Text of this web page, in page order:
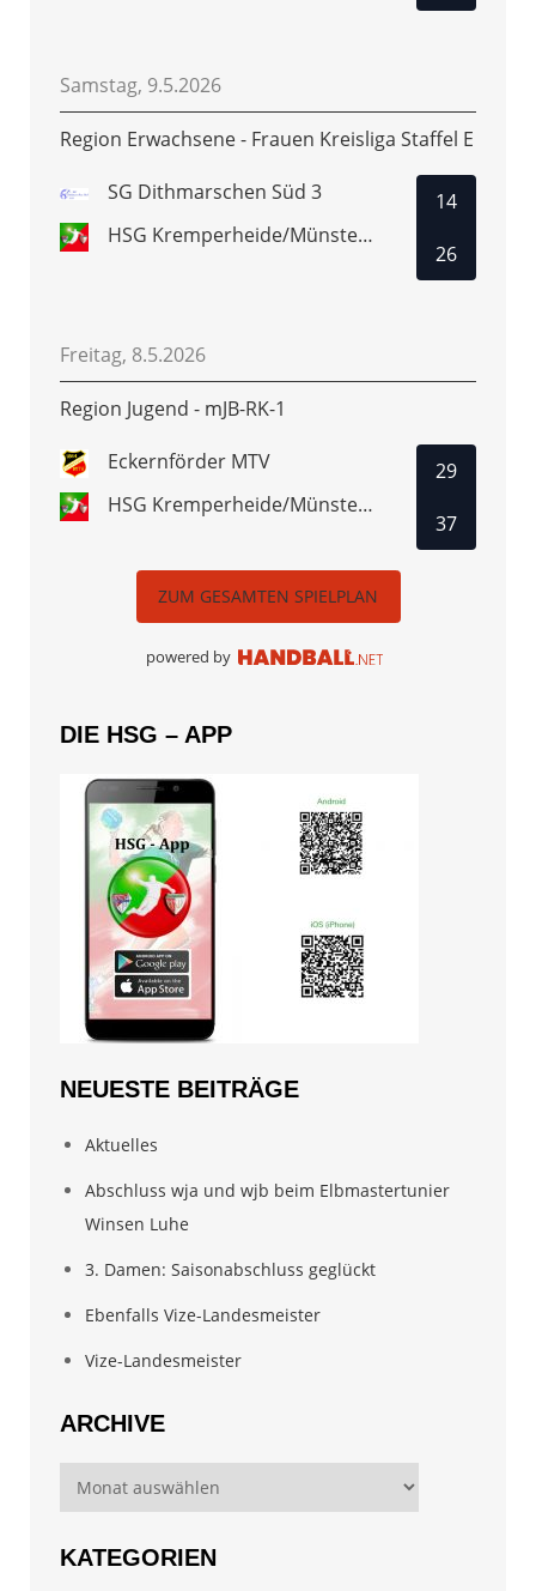
Samstag, 9.5.2026
Region Erwachsene - Frauen Kreisliga Staffel E
SG Dithmarschen Süd 3
HSG Kremperheide/Münsterdorf 3
14
26
Freitag, 8.5.2026
Region Jugend - mJB-RK-1
Eckernförder MTV
HSG Kremperheide/Münsterdorf
29
37
ZUM GESAMTEN SPIELPLAN
powered by
DIE HSG – APP
NEUESTE BEITRÄGE
Aktuelles
Abschluss wja und wjb beim Elbmastertunier
Winsen Luhe
3. Damen: Saisonabschluss geglückt
Ebenfalls Vize-Landesmeister
Vize-Landesmeister
ARCHIVE
Archive
KATEGORIEN